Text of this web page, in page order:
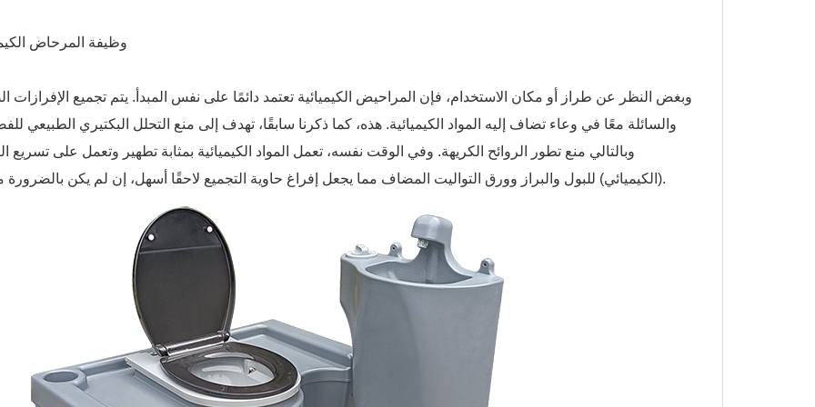
وظيفة المرحاض
وبغض النظر عن طراز أو مكان الاستخدام، فإن المراحيض الكيميائية تعتمد دائمًا على نفس المبدأ. يتم تجميع الإفرازات
والسائلة معًا في وعاء تضاف إليه المواد الكيميائية. هذه، كما ذكرنا سابقًا، تهدف إلى منع التحلل البكتيري الطبيعي
وبالتالي منع تطور الروائح الكريهة. وفي الوقت نفسه، تعمل المواد الكيميائية بمثابة تطهير وتعمل على تسريع
(الكيميائي) للبول والبراز وورق التواليت المضاف مما يجعل إفراغ حاوية التجميع لاحقًا أسهل، إن لم يكن بالضرورة ممتعًا.